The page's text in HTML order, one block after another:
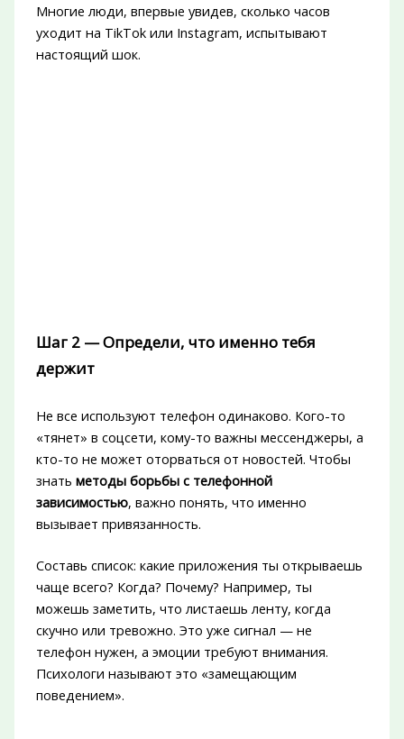
Многие люди, впервые увидев, сколько часов
уходит на TikTok или Instagram, испытывают
настоящий шок.
Шаг 2 — Определи, что именно тебя
держит
Не все используют телефон одинаково. Кого-то
«тянет» в соцсети, кому-то важны мессенджеры, а
кто-то не может оторваться от новостей. Чтобы
знать методы борьбы с телефонной
зависимостью, важно понять, что именно
вызывает привязанность.
Составь список: какие приложения ты открываешь
чаще всего? Когда? Почему? Например, ты
можешь заметить, что листаешь ленту, когда
скучно или тревожно. Это уже сигнал — не
телефон нужен, а эмоции требуют внимания.
Психологи называют это «замещающим
поведением».